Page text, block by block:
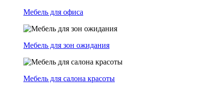
Мебель для офиса
Мебель для зон ожидания
Мебель для салона красоты